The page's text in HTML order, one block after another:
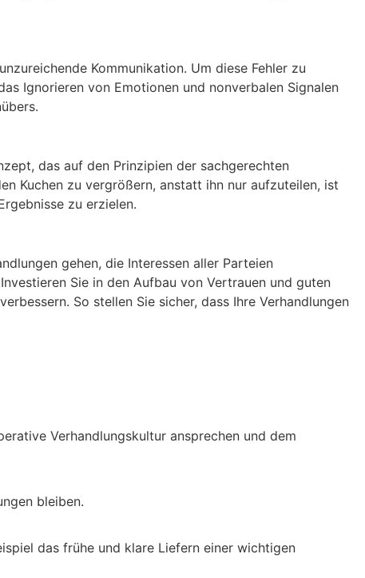
Kommunikation. Um diese Fehler zu
Ignorieren von Emotionen und nonverbalen Signalen
das auf den Prinzipien der sachgerechten
Kuchen zu vergrößern, anstatt ihn nur aufzuteilen, ist
zu erzielen.
gehen, die Interessen aller Parteien
Sie in den Aufbau von Vertrauen und guten
So stellen Sie sicher, dass Ihre Verhandlungen
Verhandlungskultur ansprechen und dem
bleiben.
das frühe und klare Liefern einer wichtigen